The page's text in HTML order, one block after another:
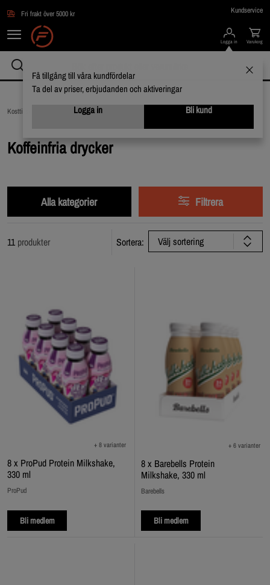
Fri frakt över 5000 kr Kundservice
Logga in
Få tillgång till våra kundfördelar
Ta del av priser, erbjudanden och aktiveringar
Logga in
Bli kund
Varukorg
Kosttillskott / Koffeinfria drycker
Koffeinfria drycker
Alla kategorier Filtrera
11 produkter Sortera: Välj sortering
8 x ProPud Protein Milkshake,
330 ml
+ 8 varianter
ProPud
Bli medlem
8 x Barebells Protein
Milkshake, 330 ml
+ 6 varianter
Barebells
Bli medlem